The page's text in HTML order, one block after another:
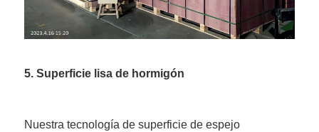
5. Superficie lisa de hormigón
Nuestra tecnología de superficie de espejo